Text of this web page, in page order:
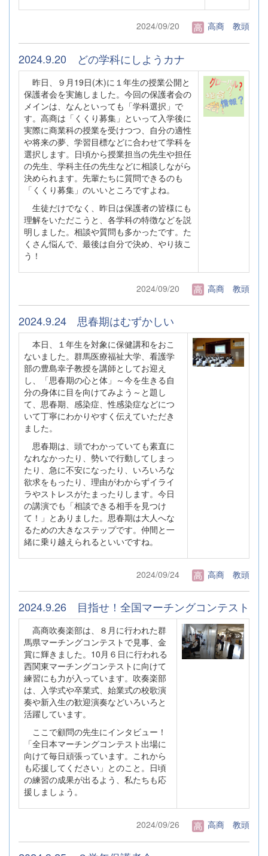
2024/09/20 高商 教頭
2024.9.20 どの学科にしようカナ
昨日、９月19日(木)に１年生の授業公開と
保護者会を実施しました。今回の保護者会の
メインは、なんといっても「学科選択」で
す。高商は「くくり募集」といって入学後に
実際に商業科の授業を受けつつ、自分の適性
や将来の夢、学習目標などに合わせて学科を
選択します。日頃から授業担当の先生や担任
の先生、学科主任の先生などに相談しながら
決められます。先輩たちに質問できるのも
「くくり募集」のいいところですよね。
生徒だけでなく、昨日は保護者の皆様にも
理解をいただこうと、各学科の特徴などを説
明しました。相談や質問も多かったです。た
くさん悩んで、最後は自分で決め、やり抜こ
う！
2024/09/20 高商 教頭
2024.9.24 思春期はむずかしい
本日、１年生を対象に保健講和をおこ
ないました。群馬医療福祉大学、看護学
部の豊島幸子教授を講師としてお迎え
し、「思春期の心と体」～今を生きる自
分の身体に目を向けてみよう～と題し
て、思春期、感染症、性感染症などにつ
いて丁寧にわかりやすく伝えていただき
ました。
思春期は、頭でわかっていても素直に
なれなかったり、勢いで行動してしまっ
たり、急に不安になったり、いろいろな
欲求をもったり、理由がわからずイライ
ラやストレスがたまったりします。今日
の講演でも「相談できる相手を見つけ
て！」とありました。思春期は大人へな
るための大きなステップです。仲間と一
緒に乗り越えられるといいですね。
2024/09/24 高商 教頭
2024.9.26 目指せ！全国マーチングコンテスト
高商吹奏楽部は、８月に行われた群
馬県マーチングコンテストで見事、金
賞に輝きました。10月６日に行われる
西関東マーチングコンテストに向けて
練習にも力が入っています。吹奏楽部
は、入学式や卒業式、始業式の校歌演
奏や新入生の歓迎演奏などいろいろと
活躍しています。
ここで顧問の先生にインタビュー！
「全日本マーチングコンテスト出場に
向けて毎日頑張っています。これから
も応援してください」とのこと。日頃
の練習の成果が出るよう、私たちも応
援しましょう。
2024/09/26 高商 教頭